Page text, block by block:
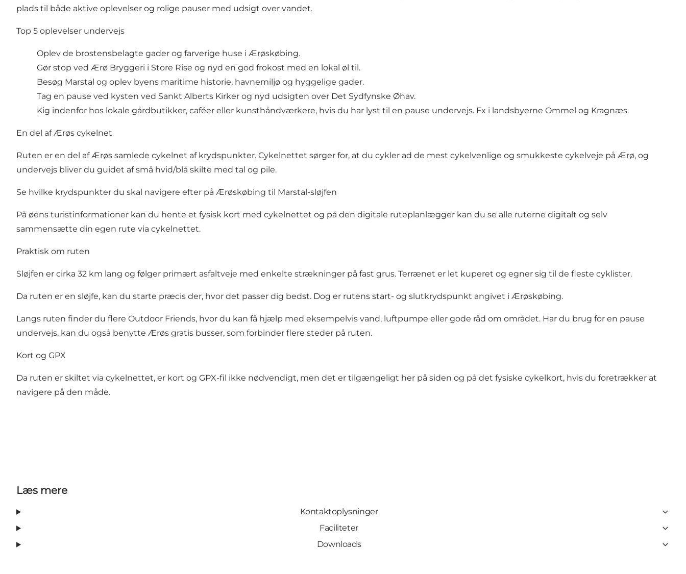
plads til både aktive oplevelser og rolige pauser med udsigt over vandet.
Top 5 oplevelser undervejs
Oplev de brostensbelagte gader og farverige huse i Ærøskøbing.
Gør stop ved Ærø Bryggeri i Store Rise og nyd en god frokost med en lokal øl til.
Besøg Marstal og oplev byens maritime historie, havnemiljø og hyggelige gader.
Tag en pause ved kysten ved Sankt Alberts Kirker og nyd udsigten over Det Sydfynske Øhav.
Kig indenfor hos lokale gårdbutikker, caféer eller kunsthåndværkere, hvis du har lyst til en pause undervejs. Fx i landsbyerne Ommel og Kragnæs.
En del af Ærøs cykelnet
Ruten er en del af Ærøs samlede cykelnet af krydspunkter. Cykelnettet sørger for, at du cykler ad de mest cykelvenlige og smukkeste cykelveje på Ærø, og
undervejs bliver du guidet af små hvid/blå skilte med tal og pile.
Se hvilke krydspunkter du skal navigere efter på Ærøskøbing til Marstal-sløjfen
På øens turistinformationer kan du hente et fysisk kort med cykelnettet og på den digitale ruteplanlægger kan du se alle ruterne digitalt og selv
sammensætte din egen rute via cykelnettet.
Praktisk om ruten
Sløjfen er cirka 32 km lang og følger primært asfaltveje med enkelte strækninger på fast grus. Terrænet er let kuperet og egner sig til de fleste cyklister.
Da ruten er en sløjfe, kan du starte præcis der, hvor det passer dig bedst. Dog er rutens start- og slutkrydspunkt angivet i Ærøskøbing.
Langs ruten finder du flere Outdoor Friends, hvor du kan få hjælp med eksempelvis vand, luftpumpe eller gode råd om området. Har du brug for en pause
undervejs, kan du også benytte Ærøs gratis busser, som forbinder flere steder på ruten.
Kort og GPX
Da ruten er skiltet via cykelnettet, er kort og GPX-fil ikke nødvendigt, men det er tilgængeligt her på siden og på det fysiske cykelkort, hvis du foretrækker at
navigere på den måde.
Læs mere
Kontaktoplysninger
Faciliteter
Downloads